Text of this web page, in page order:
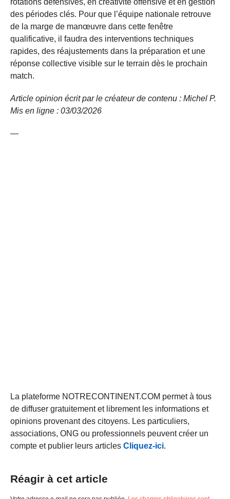
rotations défensives, en créativité offensive et en gestion
des périodes clés. Pour que l’équipe nationale retrouve
de la marge de manœuvre dans cette fenêtre
qualificative, il faudra des interventions techniques
rapides, des réajustements dans la préparation et une
réponse collective visible sur le terrain dès le prochain
match.
Article opinion écrit par le créateur de contenu : Michel P.
Mis en ligne : 03/03/2026
—
La plateforme NOTRECONTINENT.COM permet à tous
de diffuser gratuitement et librement les informations et
opinions provenant des citoyens. Les particuliers,
associations, ONG ou professionnels peuvent créer un
compte et publier leurs articles Cliquez-ici.
Réagir à cet article